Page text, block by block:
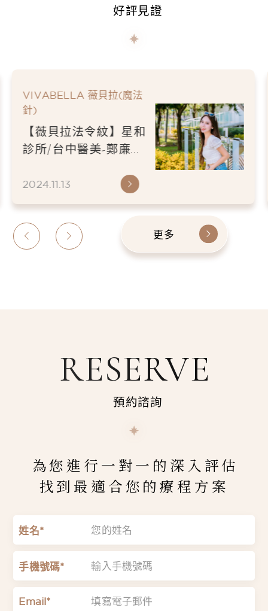
好評見證
VIVABELLA 薇貝拉(魔法
針)
【薇貝拉法令紋】星和
診所/台中醫美-鄭亷彥
的秘訣-小美
2024.11.13
更多
RESERVE
預約諮詢
為您進行一對一的深入評估
找到最適合您的療程方案
姓名*
手機號碼*
Email*